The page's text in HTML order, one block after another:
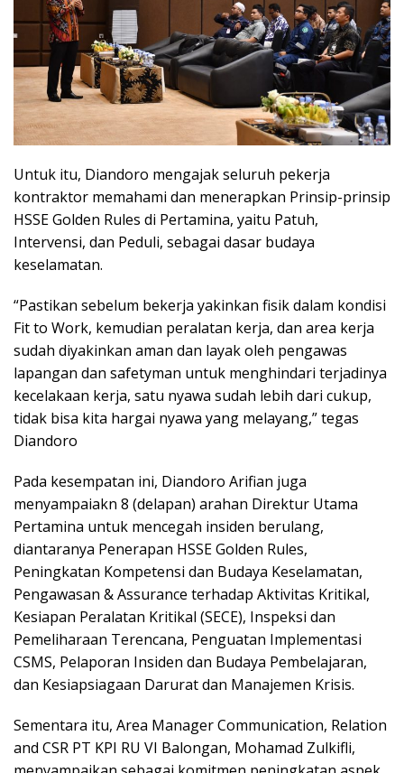
Untuk itu, Diandoro mengajak seluruh pekerja
kontraktor memahami dan menerapkan Prinsip-prinsip
HSSE Golden Rules di Pertamina, yaitu Patuh,
Intervensi, dan Peduli, sebagai dasar budaya
keselamatan.
“Pastikan sebelum bekerja yakinkan fisik dalam kondisi
Fit to Work, kemudian peralatan kerja, dan area kerja
sudah diyakinkan aman dan layak oleh pengawas
lapangan dan safetyman untuk menghindari terjadinya
kecelakaan kerja, satu nyawa sudah lebih dari cukup,
tidak bisa kita hargai nyawa yang melayang,” tegas
Diandoro
Pada kesempatan ini, Diandoro Arifian juga
menyampaiakn 8 (delapan) arahan Direktur Utama
Pertamina untuk mencegah insiden berulang,
diantaranya Penerapan HSSE Golden Rules,
Peningkatan Kompetensi dan Budaya Keselamatan,
Pengawasan & Assurance terhadap Aktivitas Kritikal,
Kesiapan Peralatan Kritikal (SECE), Inspeksi dan
Pemeliharaan Terencana, Penguatan Implementasi
CSMS, Pelaporan Insiden dan Budaya Pembelajaran,
dan Kesiapsiagaan Darurat dan Manajemen Krisis.
Sementara itu, Area Manager Communication, Relation
and CSR PT KPI RU VI Balongan, Mohamad Zulkifli,